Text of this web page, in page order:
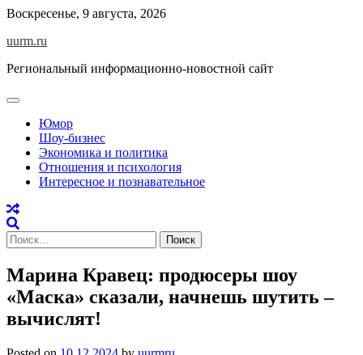
Skip
content
Воскресенье, 9 августа, 2026
uurm.ru
Региональный информационно-новостной сайт
Юмор
Шоу-бизнес
Экономика и политика
Отношения и психология
Интересное и познавательное
Найти:
Марина Кравец: продюсеры шоу
«Маска» сказали, начнешь шутить –
вычислят!